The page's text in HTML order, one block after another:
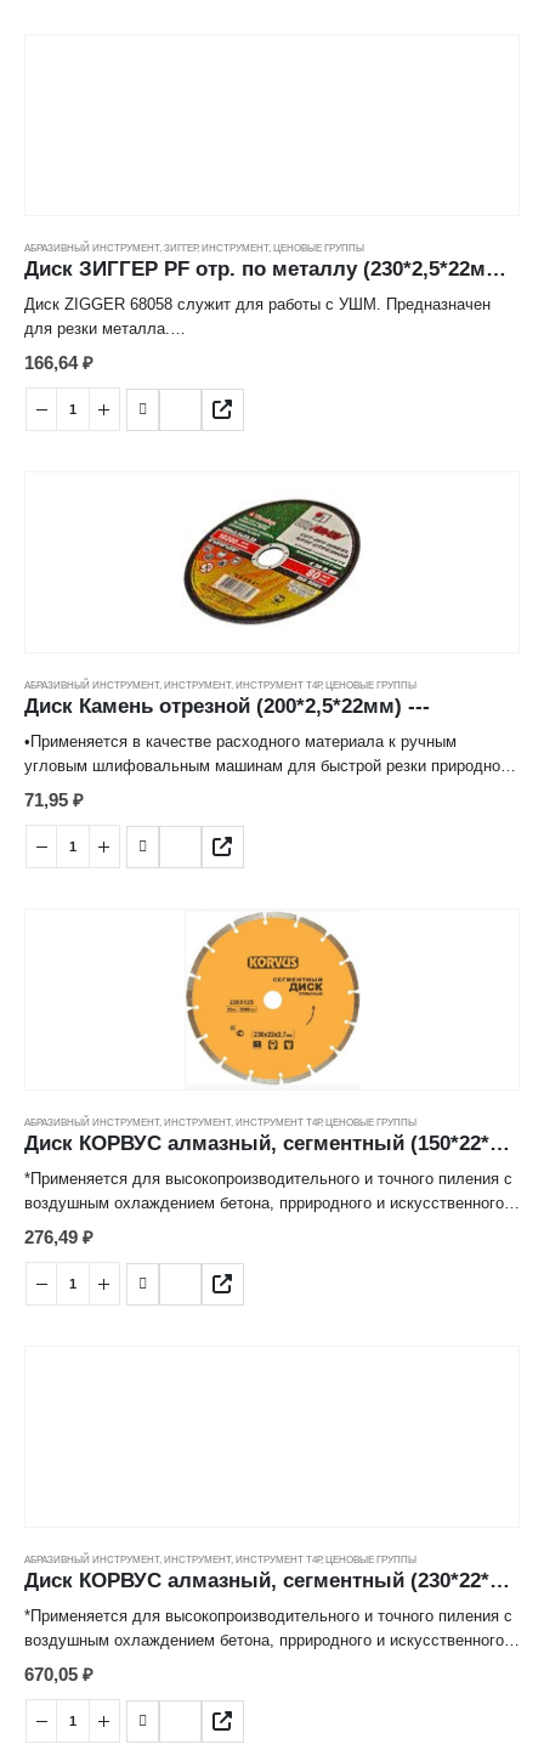
АБРАЗИВНЫЙ ИНСТРУМЕНТ, ЗИГГЕР, ИНСТРУМЕНТ, ЦЕНОВЫЕ ГРУППЫ
Диск ЗИГГЕР PF отр. по металлу (230*2,5*22мм) ---
Диск ZIGGER 68058 служит для работы с УШМ. Предназначен
для резки металла.
Высокая производительность;
Аккуратный рез;
166,64₽
АБРАЗИВНЫЙ ИНСТРУМЕНТ, ИНСТРУМЕНТ, ИНСТРУМЕНТ Т4Р, ЦЕНОВЫЕ ГРУППЫ
Диск Камень отрезной (200*2,5*22мм) ---
•Применяется в качестве расходного материала к ручным
угловым шлифовальным машинам для быстрой резки природного
и искусственного камня, огнеупорного кирпича, мрамора, гранита
и иных строительных материалов.
•Изготовлен на основе карбида кремния, армирован
стекловолокном на бакелитовой связке средней твердости,
упругость и стойкость к износу.
71,95 ₽
АБРАЗИВНЫЙ ИНСТРУМЕНТ, ИНСТРУМЕНТ, ИНСТРУМЕНТ Т4Р, ЦЕНОВЫЕ ГРУППЫ
Диск КОРВУС алмазный, сегментный (150*22*2,2мм) ---
*Применяется для высокопроизводительного и точного пиления с
воздушным охлаждением бетона, прриродного и искусственного
каиня, огнеупорного кирпича, мрамора, гранита и иных
строительных материалов,
*Отвод тепла происходит за счет прерывистого контакта с
заготовкой, который обеспечивает специальная сегментная
276,49 ₽
АБРАЗИВНЫЙ ИНСТРУМЕНТ, ИНСТРУМЕНТ, ИНСТРУМЕНТ Т4Р, ЦЕНОВЫЕ ГРУППЫ
Диск КОРВУС алмазный, сегментный (230*22*2,7мм) ---
*Применяется для высокопроизводительного и точного пиления с
воздушным охлаждением бетона, прриродного и искусственного
каиня, огнеупорного кирпича, мрамора, гранита и иных
строительных материалов,
*Отвод тепла происходит за счет прерывистого контакта с
заготовкой, который обеспечивает специальная сегментная
670,05 ₽